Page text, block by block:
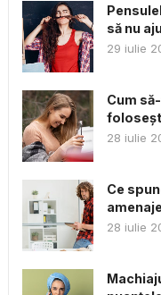
să nu
29 iulie
Cum
28 iulie
Ce
28 iulie